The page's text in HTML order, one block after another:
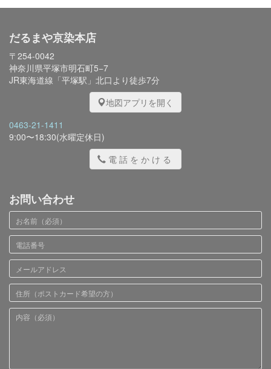
だるまや京染本店
〒254-0042
神奈川県平塚市明石町5−7
JR東海道線「平塚駅」北口より徒歩7分
地図アプリを開く
0463-21-1411
9:00〜18:30(水曜定休日)
電話をかける
お問い合わせ